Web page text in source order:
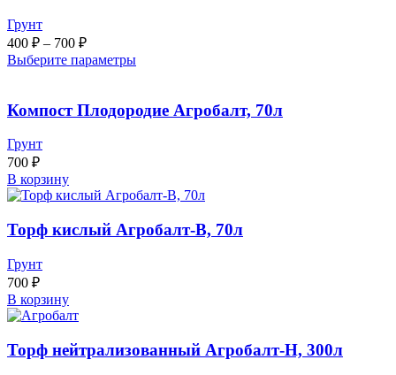
Грунт
400 ₽ – 700 ₽
Выберите параметры
Компост Плодородие Агробалт, 70л
Грунт
700 ₽
В корзину
Торф кислый Агробалт-В, 70л
Грунт
700 ₽
В корзину
Торф нейтрализованный Агробалт-Н, 300л